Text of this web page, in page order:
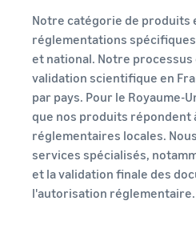
Notre catégorie de produits
réglementations
et national. Notre processus
validation scientifique en
par pays. Pour le Royaume-
que nos produits répondent
réglementaires locales.
services spécialisés,
et la validation finale des
l'autorisation réglementaire.